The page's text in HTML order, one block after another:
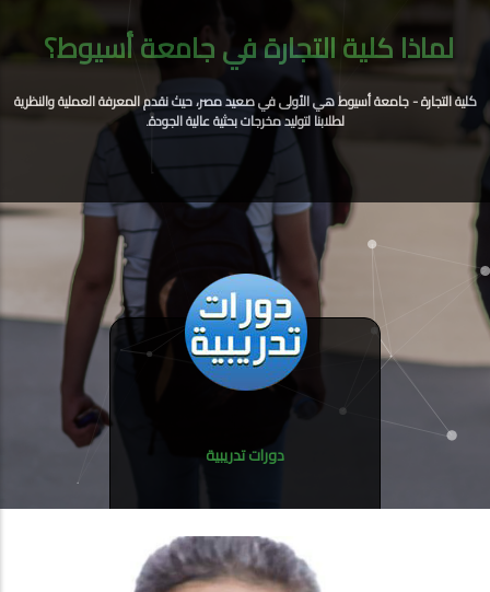
لماذا كلية التجارة في جامعة أسيوط؟
كلية التجارة - جامعة أسيوط هي الأولى في صعيد مصر، حيث نقدم المعرفة العملية والنظرية
لطلابنا لتوليد مخرجات بحثية عالية الجودة.
دورات تدريبية